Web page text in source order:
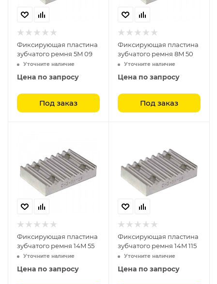
Фиксирующая пластина
зубчатого ремня 5M 09
Уточните наличие
Цена по запросу
Под заказ
Фиксирующая пластина
зубчатого ремня 8M 50
Уточните наличие
Цена по запросу
Под заказ
Фиксирующая пластина
зубчатого ремня 14M 55
Уточните наличие
Цена по запросу
Фиксирующая пластина
зубчатого ремня 14M 115
Уточните наличие
Цена по запросу